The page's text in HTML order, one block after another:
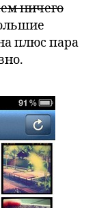
ничего
плюс пара